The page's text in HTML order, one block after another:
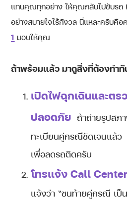
แทนคุณทุกอย่าง ให้คุณกลับไปขับรถ
อย่างสบายใจไร้กังวล นี่แหละครับคือ
1 มอบให้คุณ
ถ้าพร้อมแล้ว มาดูสิ่งที่ต้องทำทั
เปิดไฟฉุกเฉินและต
ปลอดภัย ถ้าถ่ายรูปสภ
ทะเบียนคู่กรณีชัดเจนแล้ว
เพื่อลดรถติดครับ
โทรแจ้ง Call
แจ้งว่า “ชนท้ายคู่กรณี เป็